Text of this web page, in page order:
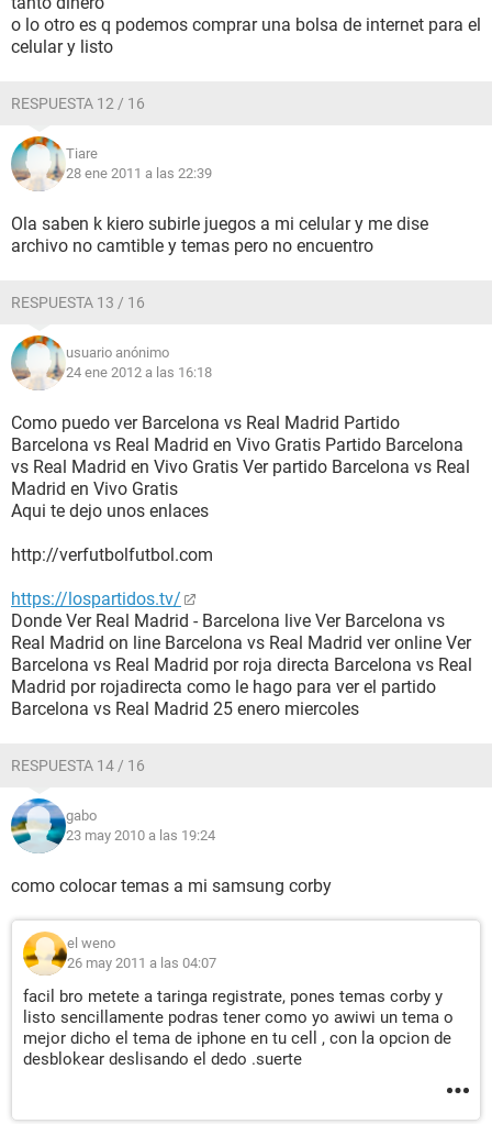
o lo otro es q podemos comprar una bolsa de internet para el
celular y listo
RESPUESTA 12 / 16
Tiare
28 ene 2011 a las 22:39
Ola saben k kiero subirle juegos a mi celular y me dise
archivo no camtible y temas pero no encuentro
RESPUESTA 13 / 16
usuario anónimo
24 ene 2012 a las 16:18
Como puedo ver Barcelona vs Real Madrid Partido
Barcelona vs Real Madrid en Vivo Gratis Partido Barcelona
vs Real Madrid en Vivo Gratis Ver partido Barcelona vs Real
Madrid en Vivo Gratis
Aqui te dejo unos enlaces
http://verfutbolfutbol.com
https://lospartidos.tv/
Donde Ver Real Madrid - Barcelona live Ver Barcelona vs
Real Madrid on line Barcelona vs Real Madrid ver online Ver
Barcelona vs Real Madrid por roja directa Barcelona vs Real
Madrid por rojadirecta como le hago para ver el partido
Barcelona vs Real Madrid 25 enero miercoles
RESPUESTA 14 / 16
gabo
23 may 2010 a las 19:24
como colocar temas a mi samsung corby
el weno
26 may 2011 a las 04:07
facil bro metete a taringa registrate, pones temas corby y
listo sencillamente podras tener como yo awiwi un tema o
mejor dicho el tema de iphone en tu cell , con la opcion de
desblokear deslisando el dedo .suerte